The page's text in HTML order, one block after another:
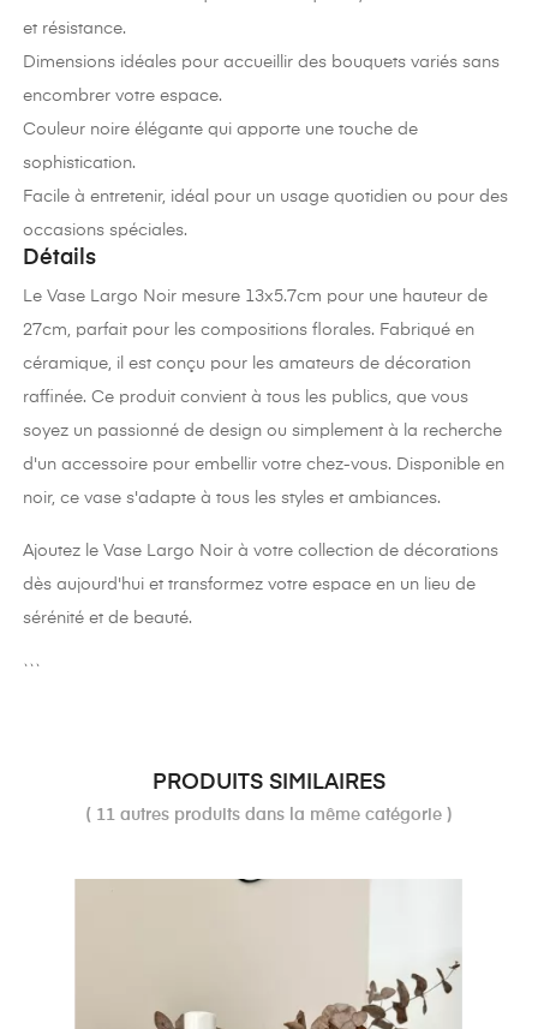
et résistance.
Dimensions idéales pour accueillir des bouquets variés sans
encombrer votre espace.
Couleur noire élégante qui apporte une touche de
sophistication.
Facile à entretenir, idéal pour un usage quotidien ou pour des
occasions spéciales.
Détails
Le Vase Largo Noir mesure 13x5.7cm pour une hauteur de
27cm, parfait pour les compositions florales. Fabriqué en
céramique, il est conçu pour les amateurs de décoration
raffinée. Ce produit convient à tous les publics, que vous
soyez un passionné de design ou simplement à la recherche
d'un accessoire pour embellir votre chez-vous. Disponible en
noir, ce vase s'adapte à tous les styles et ambiances.
Ajoutez le Vase Largo Noir à votre collection de décorations
dès aujourd'hui et transformez votre espace en un lieu de
sérénité et de beauté.
```
PRODUITS SIMILAIRES
( 11 autres produits dans la même catégorie )